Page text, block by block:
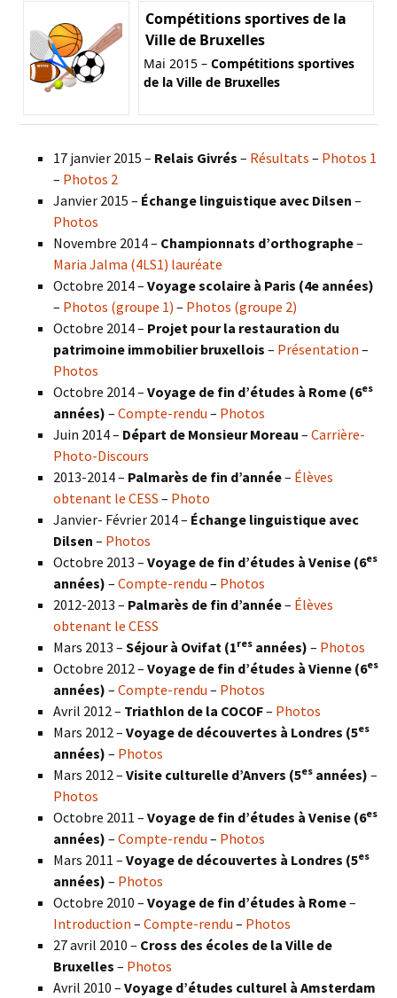
Compétitions sportives de la
Ville de Bruxelles
Mai 2015 – Compétitions sportives
de la Ville de Bruxelles
17 janvier 2015 – Relais Givrés – Résultats – Photos 1
– Photos 2
Janvier 2015 – Échange linguistique avec Dilsen –
Photos
Novembre 2014 – Championnats d’orthographe–
Maria Jalma (4LS1) lauréate
Octobre 2014 – Voyage scolaire à Paris (4e années)
– Photos (groupe 1) – Photos (groupe 2)
Octobre 2014 – Projet pour la restauration du
patrimoine immobilier bruxellois – Présentation –
Photos
Octobre 2014 – Voyage de fin d’études à Rome (6es
années) – Compte-rendu – Photos
Juin 2014 – Départ de Monsieur Moreau – Carrière-
Photo-Discours
2013-2014 – Palmarès de fin d’année– Élèves
obtenant le CESS – Photo
Janvier- Février 2014 – Échange linguistique avec
Dilsen – Photos
Octobre 2013 – Voyage de fin d’études à Venise (6es
années) – Compte-rendu – Photos
2012-2013 – Palmarès de fin d’année– Élèves
obtenant le CESS
Mars 2013 – Séjour à Ovifat (1res années) – Photos
Octobre 2012 – Voyage de fin d’études à Vienne (6es
années) – Compte-rendu – Photos
Avril 2012 – Triathlon de la COCOF– Photos
Mars 2012 – Voyage de découvertes à Londres (5es
années) – Photos
Mars 2012 – Visite culturelle d’Anvers (5es années) –
Photos
Octobre 2011 – Voyage de fin d’études à Venise (6es
années) – Compte-rendu – Photos
Mars 2011 – Voyage de découvertes à Londres (5es
années) – Photos
Octobre 2010 – Voyage de fin d’études à Rome–
Introduction – Compte-rendu – Photos
27 avril 2010 – Cross des écoles de la Ville de
Bruxelles – Photos
Avril 2010 – Voyage d’études culturel à Amsterdam